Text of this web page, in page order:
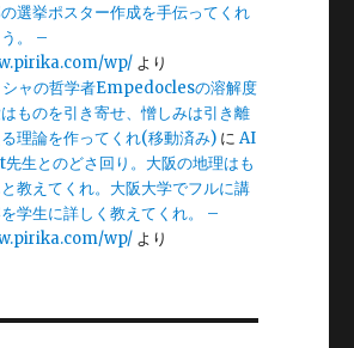
選挙ポスター作成を手伝ってくれ
。 –
wp/ より
ャの哲学者Empedoclesの溶解度
ものを引き寄せ、憎しみは引き離
理論を作ってくれ(移動済み) にAI
生とのどさ回り。大阪の地理はも
教えてくれ。大阪大学でフルに講
学生に詳しく教えてくれ。 –
wp/ より